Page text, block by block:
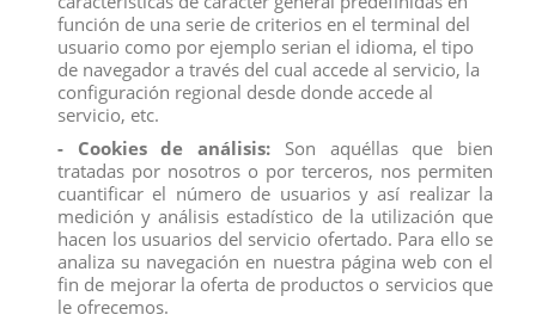
Producto no recomendado para menores de 4 años
Descripción
Detalles del producto
Reviews(0)
Colecciona los dinosaurios de Comansi , 12 modelos diferentes.
Diplodocus, Parasaurolophus, Euoplocephalus, Allosaurus, Dimetrodom,
función de una serie de criterios en el terminal del
usuario como por ejemplo serian el idioma, el tipo
de navegador a través del cual accede al servicio, la
configuración regional desde donde accede al
servicio, etc.
- Cookies de análisis: Son aquéllas que bien
tratadas por nosotros o por terceros, nos permiten
cuantificar el número de usuarios y así realizar la
medición y análisis estadístico de la utilización que
hacen los usuarios del servicio ofertado. Para ello se
analiza su navegación en nuestra página web con el
fin de mejorar la oferta de productos o servicios que
le ofrecemos.